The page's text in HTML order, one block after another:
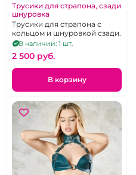
Трусики для страпона, сзади
шнуровка
Трусики для страпона с
кольцом и шнуровкой сзади.
В наличии: 1 шт.
2 500 pуб.
В корзину